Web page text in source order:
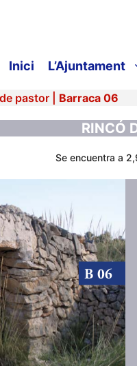
Inici L’Ajuntament
pastor Barraca 06
RINCÓ
Se encuentra a